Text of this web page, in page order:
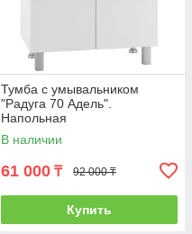
Тумба с умывальником
"Радуга 70 Адель".
Напольная
В наличии
61 000 ₸ 92 000 ₸
Купить